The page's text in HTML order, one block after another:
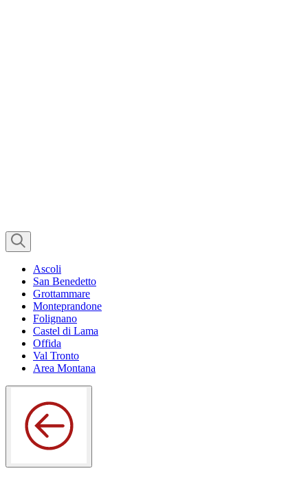
Ascoli
San Benedetto
Grottammare
Monteprandone
Folignano
Castel di Lama
Offida
Val Tronto
Area Montana